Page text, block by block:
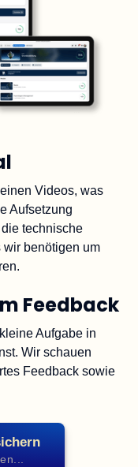
Videos, was
Aufsetzung
technische
benötigen um
Feedback
Aufgabe in
Wir schauen
Feedback sowie